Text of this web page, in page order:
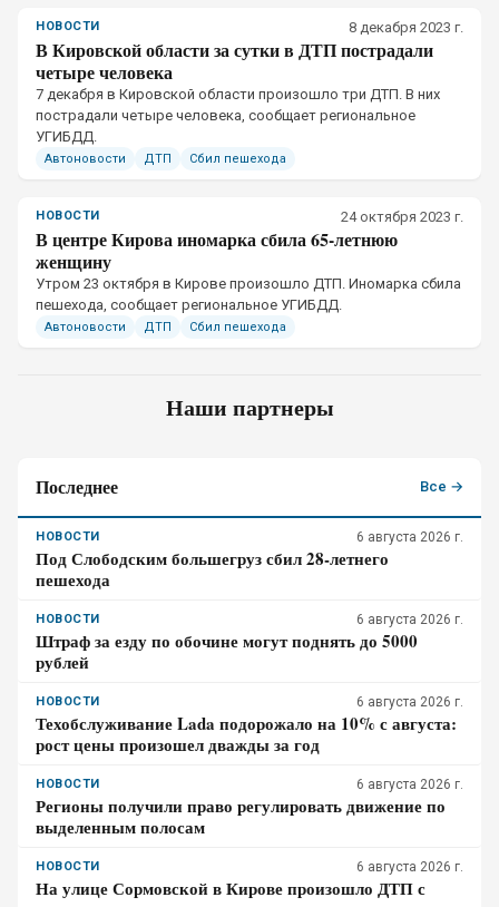
НОВОСТИ 8 декабря 2023 г.
В Кировской области за сутки в ДТП пострадали
четыре человека
7 декабря в Кировской области произошло три ДТП. В них
пострадали четыре человека, сообщает региональное
УГИБДД.
Автоновости ДТП Сбил пешехода
НОВОСТИ 24 октября 2023 г.
В центре Кирова иномарка сбила 65-летнюю
женщину
Утром 23 октября в Кирове произошло ДТП. Иномарка сбила
пешехода, сообщает региональное УГИБДД.
Автоновости ДТП Сбил пешехода
Наши партнеры
Последнее Все →
НОВОСТИ 6 августа 2026 г.
Под Слободским большегруз сбил 28-летнего
пешехода
НОВОСТИ 6 августа 2026 г.
Штраф за езду по обочине могут поднять до 5000
рублей
НОВОСТИ 6 августа 2026 г.
Техобслуживание Lada подорожало на 10% с августа:
рост цены произошел дважды за год
НОВОСТИ 6 августа 2026 г.
Регионы получили право регулировать движение по
выделенным полосам
НОВОСТИ 6 августа 2026 г.
На улице Сормовской в Кирове произошло ДТП с